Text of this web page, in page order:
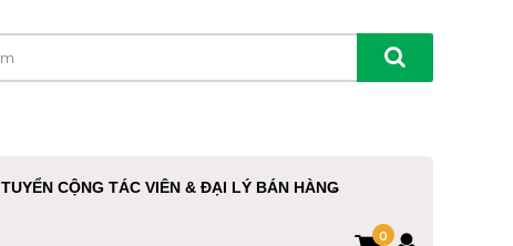
TUYỂN CỘNG TÁC VIÊN & ĐẠI LÝ BÁN HÀNG
0